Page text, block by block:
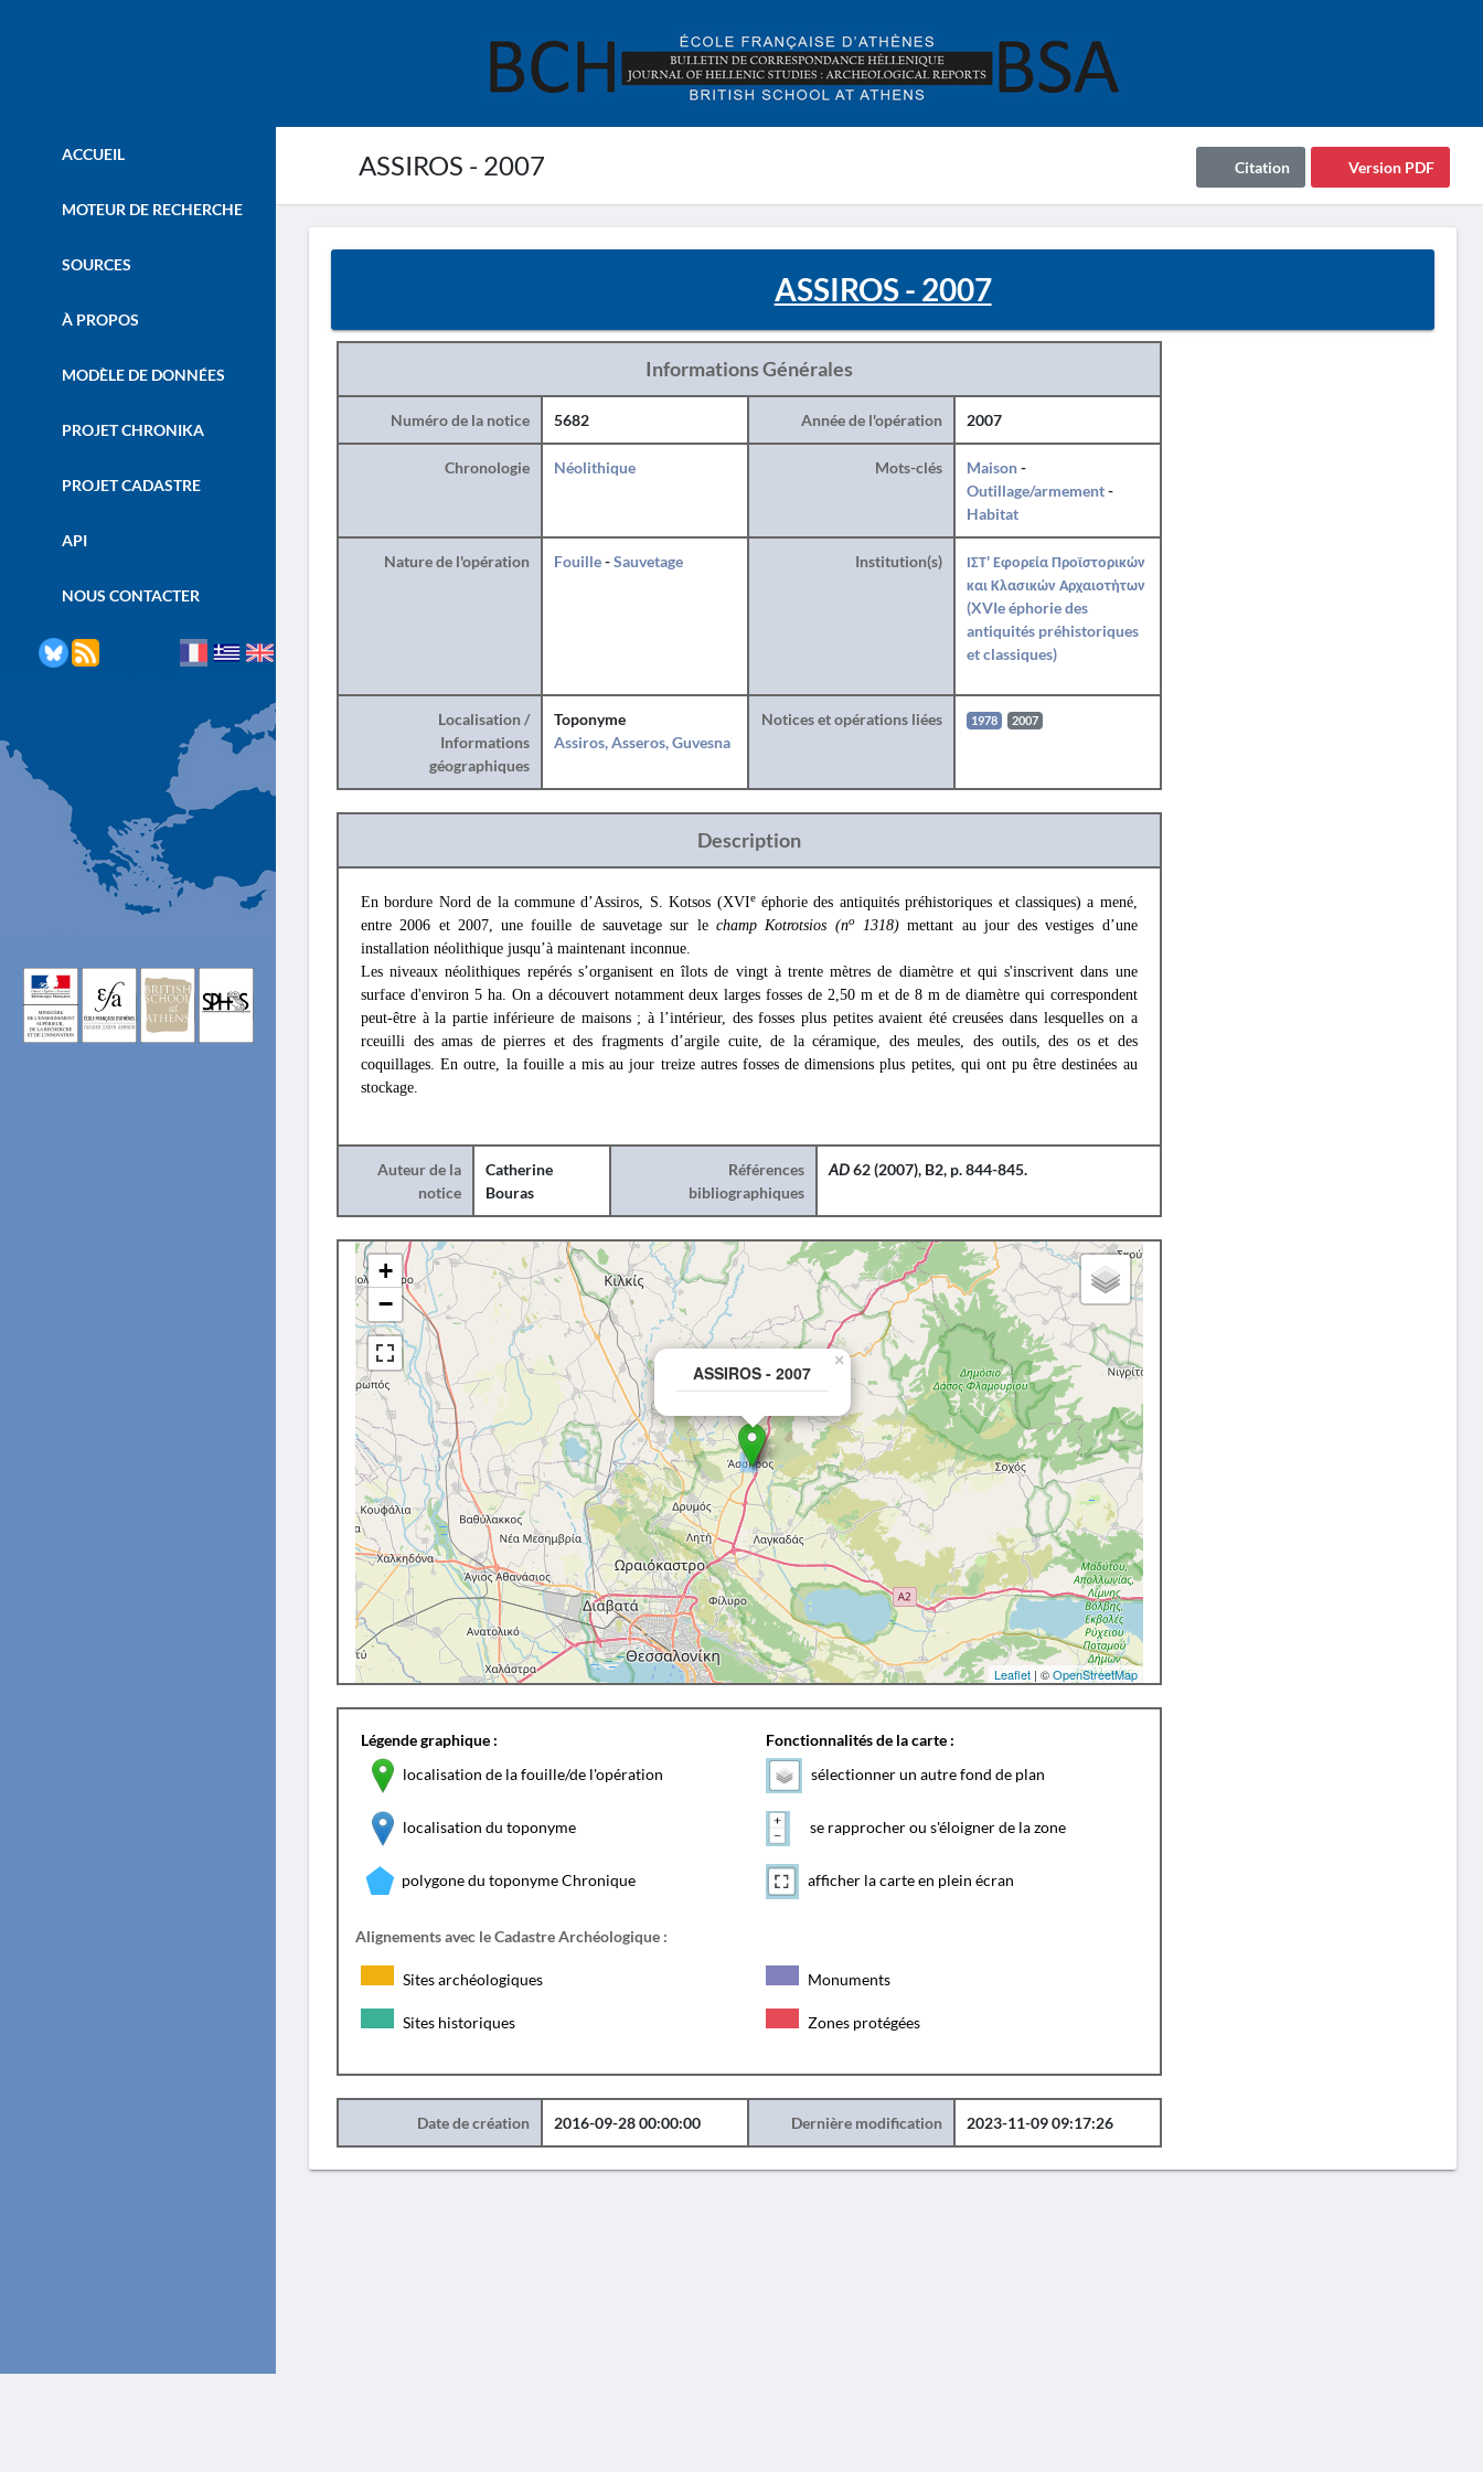
ASSIROS - 2007 Version PDF
Citation
ACCUEIL
MOTEUR DE RECHERCHE
SOURCES
À PROPOS
MODÈLE DE DONNÉES
PROJET CHRONIKA
PROJET CADASTRE
API
NOUS CONTACTER
ASSIROS - 2007
Informations Générales
Numéro de la notice 5682 Année de l'opération 2007
Chronologie Néolithique Mots-clés Maison-
Outillage/armement-
Habitat
Nature de l'opération Fouille-Sauvetage Institution(s)
ΙΣΤ' Εφορεία Προϊστορικών
και Κλασικών Αρχαιοτήτων
(XVIe éphorie des
antiquités préhistoriques
et classiques)
Localisation /
Informations
géographiques
Toponyme
Assiros, Asseros, Guvesna
Notices et opérations liées 1978 2007
Description
En bordure Nord de la commune d’Assiros, S. Kotsos (XVIeéphorie des antiquités préhistoriques et classiques) a mené,
entre 2006 et 2007, une fouille de sauvetage sur le champ Kotrotsios (no1318)mettant au jour des vestiges d’une
installation néolithique jusqu’à maintenant inconnue.
Les niveaux néolithiques repérés s’organisent en îlots de vingt à trente mètres de diamètre et qui s'inscrivent dans une
surface d'environ 5 ha. On a découvert notamment deux larges fosses de 2,50 m et de 8 m de diamètre qui correspondent
peut-être à la partie inférieure de maisons ; à l’intérieur, des fosses plus petites avaient été creusées dans lesquelles on a
rceuilli des amas de pierres et des fragments d’argile cuite, de la céramique, des meules, des outils, des os et des
coquillages. En outre, la fouille a mis au jour treize autres fosses de dimensions plus petites, qui ont pu être destinées au
stockage.
Auteur de la
notice
Catherine
Bouras
Références
bibliographiques
AD62 (2007), B2, p. 844-845.
ASSIROS - 2007
×
+
−
Leaflet| ©OpenStreetMap
Légende graphique :
localisation de la fouille/de l'opération
localisation du toponyme
polygone du toponyme Chronique
Fonctionnalités de la carte :
sélectionner un autre fond de plan
se rapprocher ou s'éloigner de la zone
afficher la carte en plein écran
Alignements avec le Cadastre Archéologique :
Sites archéologiques Monuments
Sites historiques Zones protégées
Date de création 2016-09-28 00:00:00 Dernière modification 2023-11-09 09:17:26